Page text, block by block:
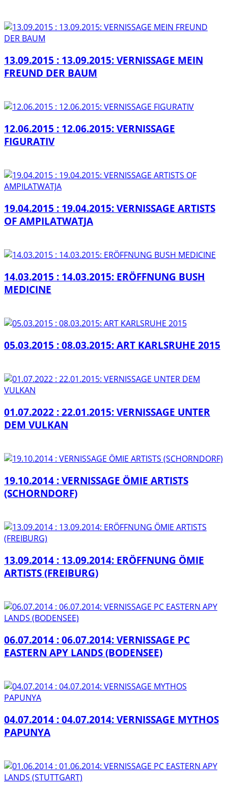
13.09.2015 : 13.09.2015: VERNISSAGE MEIN
FREUND DER BAUM
12.06.2015 : 12.06.2015: VERNISSAGE
FIGURATIV
19.04.2015 : 19.04.2015: VERNISSAGE ARTISTS
OF AMPILATWATJA
14.03.2015 : 14.03.2015: ERÖFFNUNG BUSH
MEDICINE
05.03.2015 : 08.03.2015: ART KARLSRUHE 2015
01.07.2022 : 22.01.2015: VERNISSAGE UNTER
DEM VULKAN
19.10.2014 : VERNISSAGE ÖMIE ARTISTS
(SCHORNDORF)
13.09.2014 : 13.09.2014: ERÖFFNUNG ÖMIE
ARTISTS (FREIBURG)
06.07.2014 : 06.07.2014: VERNISSAGE PC
EASTERN APY LANDS (BODENSEE)
04.07.2014 : 04.07.2014: VERNISSAGE MYTHOS
PAPUNYA